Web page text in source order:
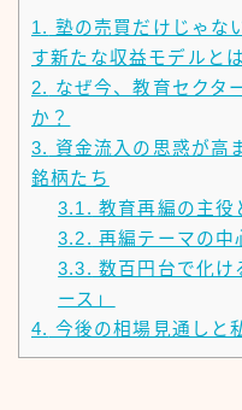
1. 塾の売買だけじゃな
す新たな収益モデルとは
2. なぜ今、教育セクタ
か？
3. 資金流入の思惑が高
銘柄たち
3.1. 教育再編の主役
3.2. 再編テーマの中
3.3. 数百円台で化け
ース」
4. 今後の相場見通しと